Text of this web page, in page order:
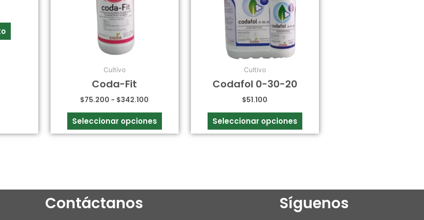
Cultivo
Coda-Fit
$75.200 - $342.100
Seleccionar opciones
Cultivo
Codafol 0-30-20
$51.100
Seleccionar opciones
Contáctanos Síguenos